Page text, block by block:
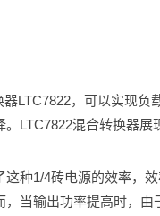
LTC7822，可以实现负
LTC7822混合转换器
种1/4砖电源的效率，
当输出功率提高时，